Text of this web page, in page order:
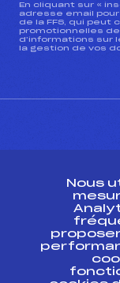
En cliquant sur «
adresse email
de la FFS, qui
promotionnelles de
d’informations sur
la gestion de vos
Ressources
Pass’Neige
Projet
Nous